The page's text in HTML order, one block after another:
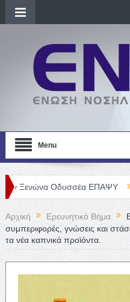
Menu
Οδυσσέα ΕΠΑΨΥ Γενική
Αρχική Ερευνητικό Βήμα
συμπεριφορές, γνώσεις και
τα νέα καπνικά προϊόντα.